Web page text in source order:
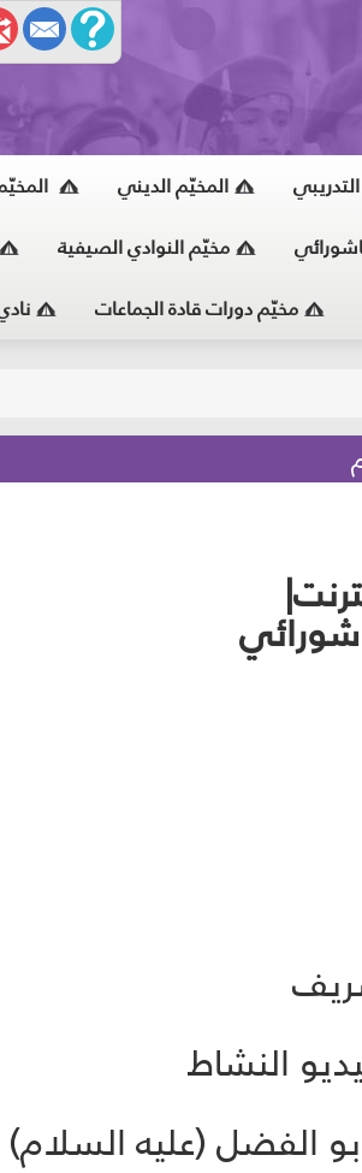
المخيّم الديني
مخيّم النوادي الصيفية
مخيّم دورات قادة الجماعات
عزاء (أبو الفضل (عليه